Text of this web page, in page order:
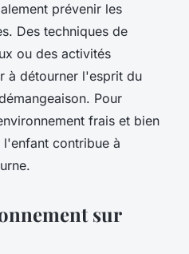
prévenir les
Des techniques de
ou des activités
à détourner l'esprit du
Pour
frais et bien
contribue à
sur